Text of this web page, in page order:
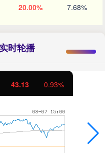
20.00% 7.68%
时轮播
43.13 0.93%